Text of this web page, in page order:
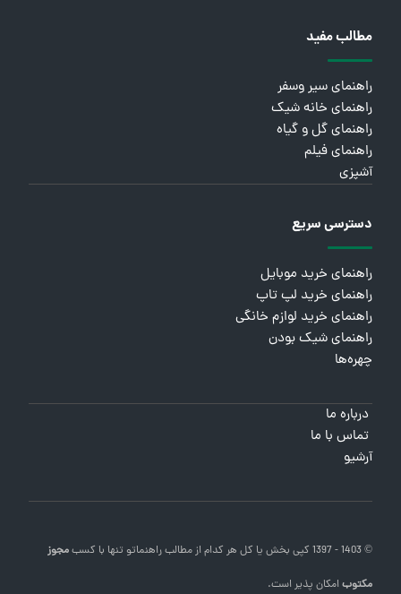
مطالب مفید
راهنمای سیر وسفر
راهنمای خانه شیک
راهنمای گل و گیاه
راهنمای فیلم
آشپزی
دسترسی سریع
راهنمای خرید موبایل
راهنمای خرید لپ تاپ
راهنمای خرید لوازم خانگی
راهنمای شیک بودن
چهره‌ها
درباره ما
تماس با ما
آرشیو
© 1403 - 1397 کپی بخش یا کل هر کدام از مطالب راهنماتو تنها با کسبمجوز
مکتوبامکان پذیر است.